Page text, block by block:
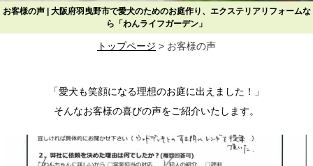
お客様の声 | 大阪府羽曳野市で愛犬のためのお庭作り、エクステリアリフォームな
ら「わんライフガーデン」
トップページ > お客様の声
「愛犬も笑顔になる理想のお庭に出えました！」
そんなお客様の喜びの声をご紹介いたします。